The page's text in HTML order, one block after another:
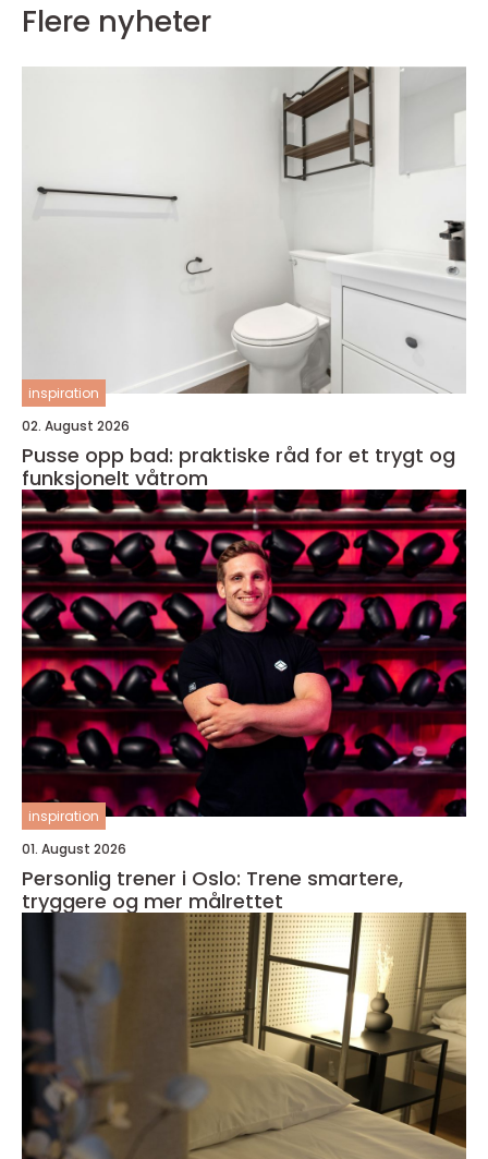
Flere nyheter
inspiration
02. August 2026
Pusse opp bad: praktiske råd for et trygt og
funksjonelt våtrom
inspiration
01. August 2026
Personlig trener i Oslo: Trene smartere,
tryggere og mer målrettet